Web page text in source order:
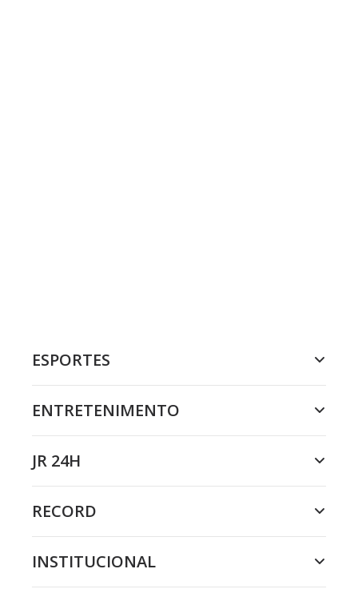
ESPORTES
ENTRETENIMENTO
JR 24H
RECORD
INSTITUCIONAL